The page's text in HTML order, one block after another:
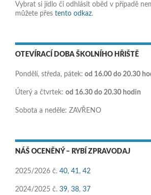
Vybrat si jídlo či odhlásit oběd v případě
můžete přes tento odkaz.
OTEVÍRACÍ DOBA ŠKOLNÍHO HŘIŠTĚ
Pondělí, středa, pátek: od 16.00 do 20.30
Úterý a čtvrtek: od 16.30 do 20.30 hodin
Sobota a neděle: ZAVŘENO
NÁŠ OCENĚNÝ – RYBÍ ZPRAVODAJ
2025/2026 č. 40, 41, 42
2024/2025 č. 39, 38, 37